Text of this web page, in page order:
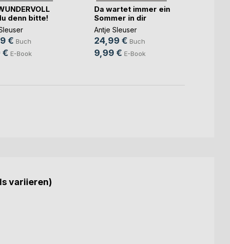
denn bitte!
€ Buch
€ E-Book
Da wartet immer ein
Sommer in dir
Antje Sleuser
24,99 € Buch
9,99 € E-Book
variieren)